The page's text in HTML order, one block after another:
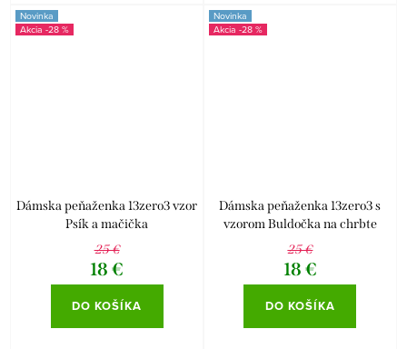
Novinka
-28 %
Dámska peňaženka 13zero3 vzor
Psík a mačička
25 €
18 €
DO KOŠÍKA
Novinka
-28 %
Dámska peňaženka 13zero3 s
vzorom Buldočka na chrbte
25 €
18 €
DO KOŠÍKA